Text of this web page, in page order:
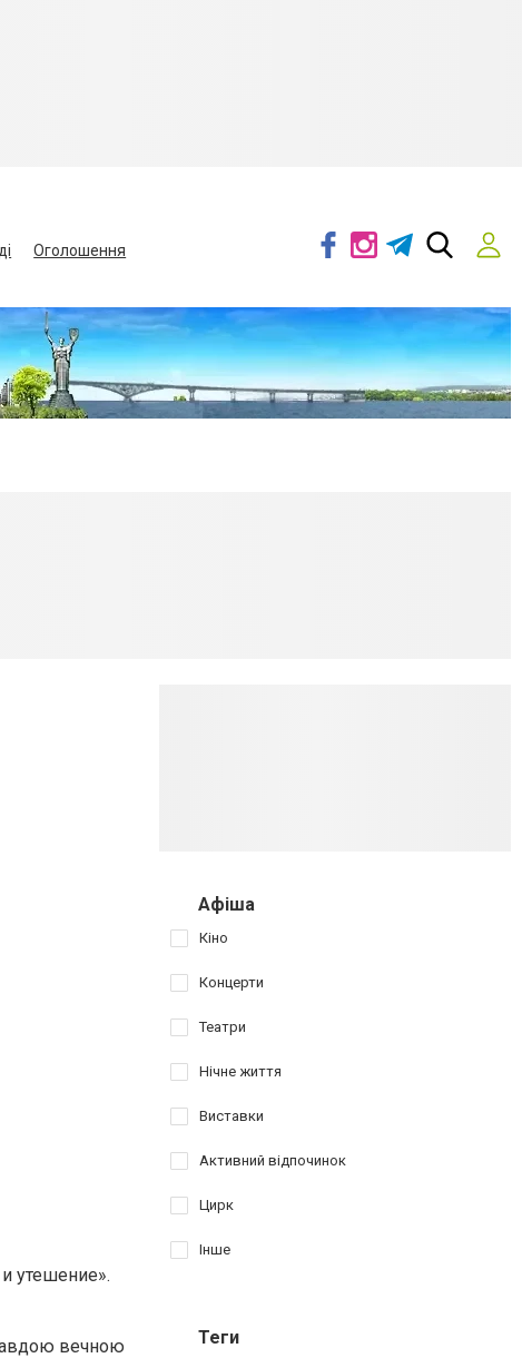
Оголошення
утешение».
вечною
Афіша
Кіно
Концерти
Театри
Нічне життя
Виставки
Активний відпочинок
Цирк
Інше
Теги